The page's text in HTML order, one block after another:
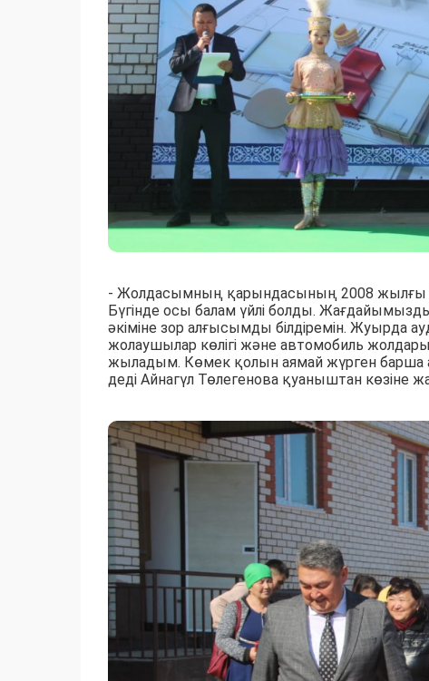
- Жолдасымның қарындасының 2008 жылғы
Бүгінде осы балам үйлі болды.
әкіміне зор алғысымды білдіремін.
жолаушылар көлігі және автомобиль
жыладым. Көмек қолын аямай жүрген барша
деді Айнагүл Төлегенова қуаныштан көзіне